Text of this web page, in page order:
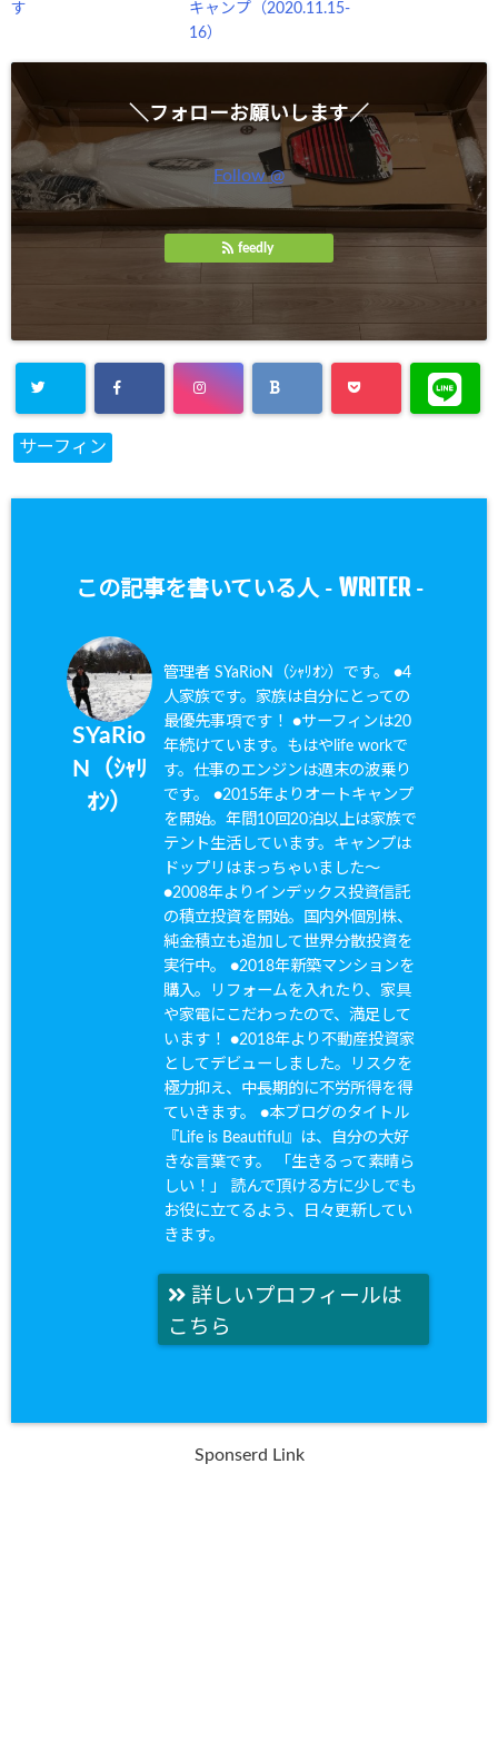
す
キャンプ（2020.11.15-
16）
＼フォローお願いします／
Follow @
feedly
サーフィン
この記事を書いている人 - WRITER-
SYaRio
N（ｼｬﾘ
ｵﾝ）
管理者 SYaRioN（ｼｬﾘｵﾝ）です。 ●4
人家族です。家族は自分にとっての
最優先事項です！ ●サーフィンは20
年続けています。もはやlife workで
す。仕事のエンジンは週末の波乗り
です。 ●2015年よりオートキャンプ
を開始。年間10回20泊以上は家族で
テント生活しています。キャンプは
ドップリはまっちゃいました〜
●2008年よりインデックス投資信託
の積立投資を開始。国内外個別株、
純金積立も追加して世界分散投資を
実行中。 ●2018年新築マンションを
購入。リフォームを入れたり、家具
や家電にこだわったので、満足して
います！ ●2018年より不動産投資家
としてデビューしました。リスクを
極力抑え、中長期的に不労所得を得
ていきます。 ●本ブログのタイトル
『Life is Beautiful』は、自分の大好
きな言葉です。 「生きるって素晴ら
しい！」 読んで頂ける方に少しでも
お役に立てるよう、日々更新してい
きます。
詳しいプロフィールは
こちら
Sponserd Link